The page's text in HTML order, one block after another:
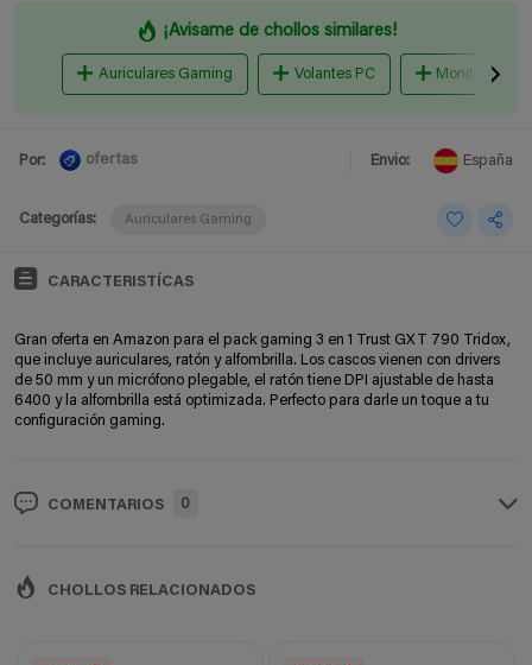
¡Avisame de chollos similares!
Auriculares Gaming Volantes PC Monitores
Por: ofertas Envio: España
Categorías: Auriculares Gaming
CARACTERISTÍCAS
Gran oferta en Amazon para el pack gaming 3 en 1 Trust GXT 790 Tridox,
que incluye auriculares, ratón y alfombrilla. Los cascos vienen con drivers
de 50 mm y un micrófono plegable, el ratón tiene DPI ajustable de hasta
6400 y la alfombrilla está optimizada. Perfecto para darle un toque a tu
configuración gaming.
COMENTARIOS 0
CHOLLOS RELACIONADOS